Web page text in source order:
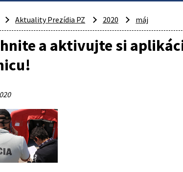
Aktuality Prezídia PZ 2020 máj
a aktivujte si